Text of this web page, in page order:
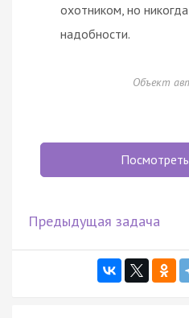
охотником, но
надобности.
Объект
Предыдущая задача